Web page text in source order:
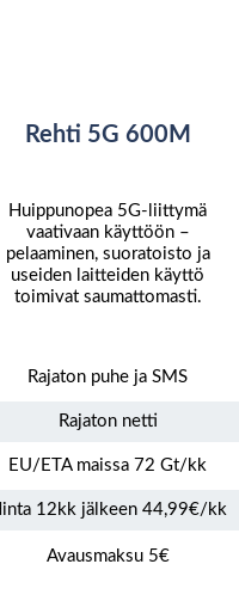
Rehti 5G 600M
Huippunopea 5G-liittymä
vaativaan käyttöön –
pelaaminen, suoratoisto ja
useiden laitteiden käyttö
toimivat saumattomasti.
Rajaton puhe ja SMS
Rajaton netti
EU/ETA maissa 72 Gt/kk
12kk jälkeen 44,99€/kk
Avausmaksu 5€